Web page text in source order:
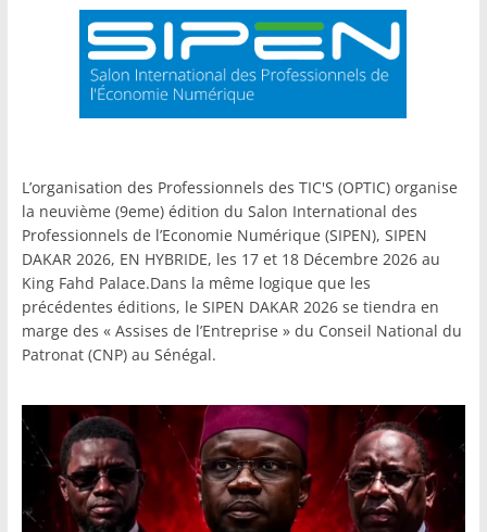
L’organisation des Professionnels des TIC'S (OPTIC) organise
la neuvième (9eme) édition du Salon International des
Professionnels de l’Economie Numérique (SIPEN), SIPEN
DAKAR 2026, EN HYBRIDE, les 17 et 18 Décembre 2026 au
King Fahd Palace.Dans la même logique que les
précédentes éditions, le SIPEN DAKAR 2026 se tiendra en
marge des « Assises de l’Entreprise » du Conseil National du
Patronat (CNP) au Sénégal.